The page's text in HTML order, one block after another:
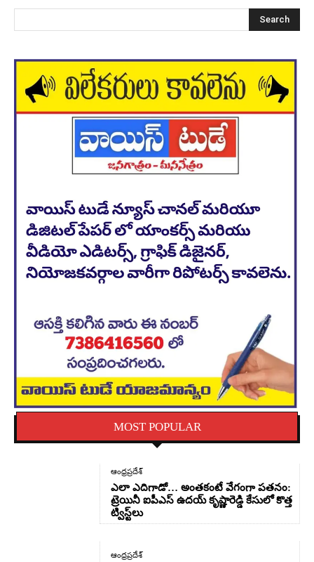
Search
MOST POPULAR
ఆంధ్రప్రదేశ్
ఎలా ఎదిగాడో… అంతకంటే వేగంగా పతనం:
ట్రెయినీ ఐపీఎస్ ఉదయ్ కృష్ణారెడ్డి కేసులో కొత్త
ట్విస్ట్‌లు
ఆంధ్రప్రదేశ్